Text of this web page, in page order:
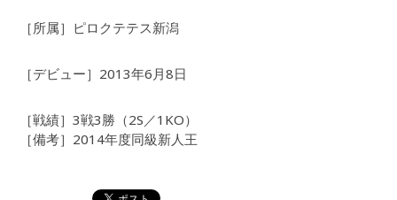
［所属］ピロクテテス新潟
［デビュー］2013年6月8日
［戦績］3戦3勝（2S／1KO）
［備考］2014年度同級新人王